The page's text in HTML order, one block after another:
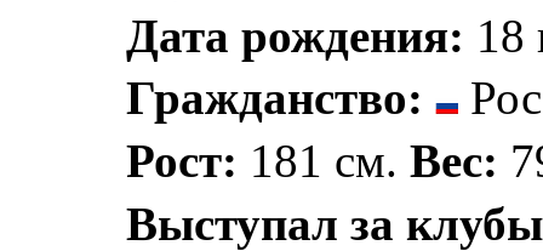
Дата рождения: 18
Гражданство:
Рост: 181 см.Вес:
Выступал за